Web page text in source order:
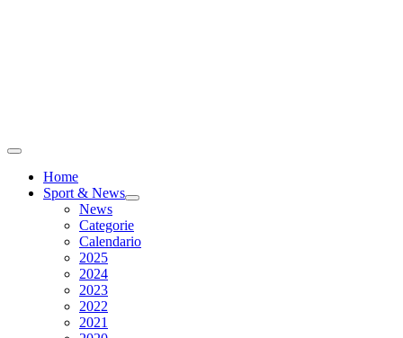
Home
Sport & News
News
Categorie
Calendario
2025
2024
2023
2022
2021